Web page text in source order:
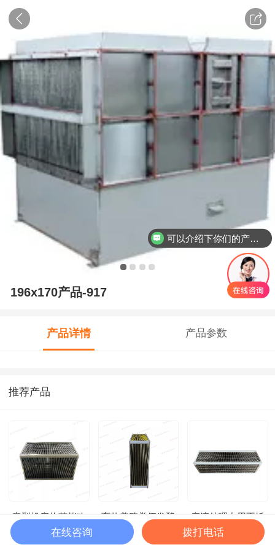
196x170产品-917
产品详情 产品参数
推荐产品
定型机废热节能改
造浆纱机烘干机尾
气回收空空冷却器
畜牧养殖粪便发酵
机 余热回收 能量
回收器 中惠气气
废液处理专用不锈
钢余热回收芯体
能量交换器 耐高
首页 客服
马上咨询
可以介绍下你们的产品么
在线咨询 拨打电话